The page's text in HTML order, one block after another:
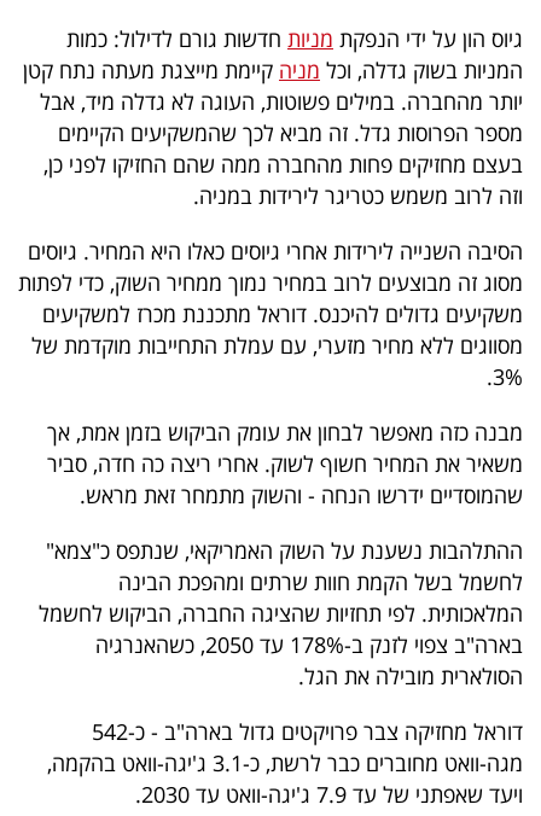
מייל
אדום
פרסמו
באייס
עקבו
אחרינו:
גיוס הון על ידי הנפקת מניות חדשות גורם לדילול: כמות
המניות בשוק גדלה, וכל מניה קיימת מייצגת מעתה נתח קטן
יותר מהחברה. במילים פשוטות, העוגה לא גדלה מיד, אבל
מספר הפרוסות גדל. זה מביא לכך שהמשקיעים הקיימים
בעצם מחזיקים פחות מהחברה ממה שהם החזיקו לפני כן,
וזה לרוב משמש כטריגר לירידות במניה.
הסיבה השנייה לירידות אחרי גיוסים כאלו היא המחיר. גיוסים
מסוג זה מבוצעים לרוב במחיר נמוך ממחיר השוק, כדי לפתות
משקיעים גדולים להיכנס. דוראל מתכננת מכרז למשקיעים
מסווגים ללא מחיר מזערי, עם עמלת התחייבות מוקדמת של
3%.
מבנה כזה מאפשר לבחון את עומק הביקוש בזמן אמת, אך
משאיר את המחיר חשוף לשוק. אחרי ריצה כה חדה, סביר
שהמוסדיים ידרשו הנחה - והשוק מתמחר זאת מראש.
ההתלהבות נשענת על השוק האמריקאי, שנתפס כ"צמא"
לחשמל בשל הקמת חוות שרתים ומהפכת הבינה
המלאכותית. לפי תחזיות שהציגה החברה, הביקוש לחשמל
בארה"ב צפוי לזנק ב-178% עד 2050, כשהאנרגיה
הסולארית מובילה את הגל.
דוראל מחזיקה צבר פרויקטים גדול בארה"ב - כ-542
מגה-וואט מחוברים כבר לרשת, כ-3.1 ג'יגה-וואט בהקמה,
ויעד שאפתני של עד 7.9 ג'יגה-וואט עד 2030.